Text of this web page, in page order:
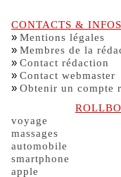
CONTACTS &
» Mentions légales
» Membres de la
» Contact rédaction
» Contact webmaster
» Obtenir un compte
voyage
massages
automobile
smartphone
apple